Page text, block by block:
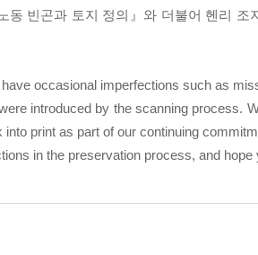
빈곤과 토지 정의』와 더불어 헨리 조
occasional imperfections such as
introduced by the scanning process.
print as part of our continuing
in the preservation process, and